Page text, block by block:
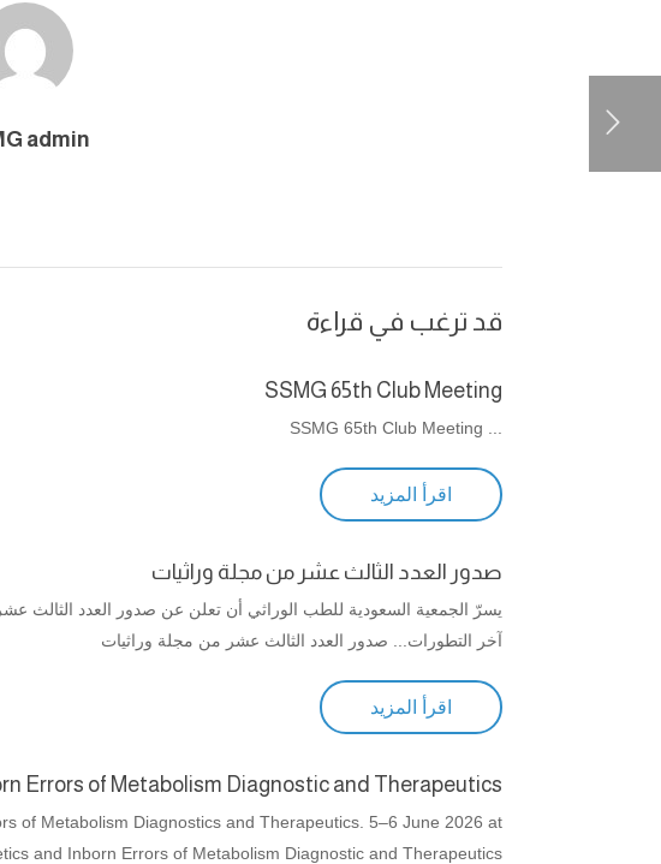
admin
قد ترغب في قراءة
SSMG 65th Club Meeting
اقرأ المزيد
صدور العدد الثالث عشر من مجلة وراثيات
يسرّ الجمعية السعودية للطب الوراثي أن تعلن عن صدور العدد الثالث
آخر التطورات... صدور العدد الثالث عشر من مجلة وراثيات
اقرأ المزيد
Errors of Metabolism Diagnostic and Therapeutics
of Metabolism Diagnostics and Therapeutics. 5–6 June 2026 at
and Inborn Errors of Metabolism Diagnostic and Therapeutics